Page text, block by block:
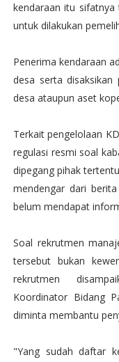
kendaraan itu sifatnya
untuk dilakukan
Penerima kendaraan
desa serta
desa ataupun aset
Terkait pengelolaan
regulasi resmi soal
dipegang pihak
mendengar dari
belum mendapat
Soal rekrutmen
tersebut bukan
rekrutmen
Koordinator Bidang
diminta membantu
"Yang sudah daftar